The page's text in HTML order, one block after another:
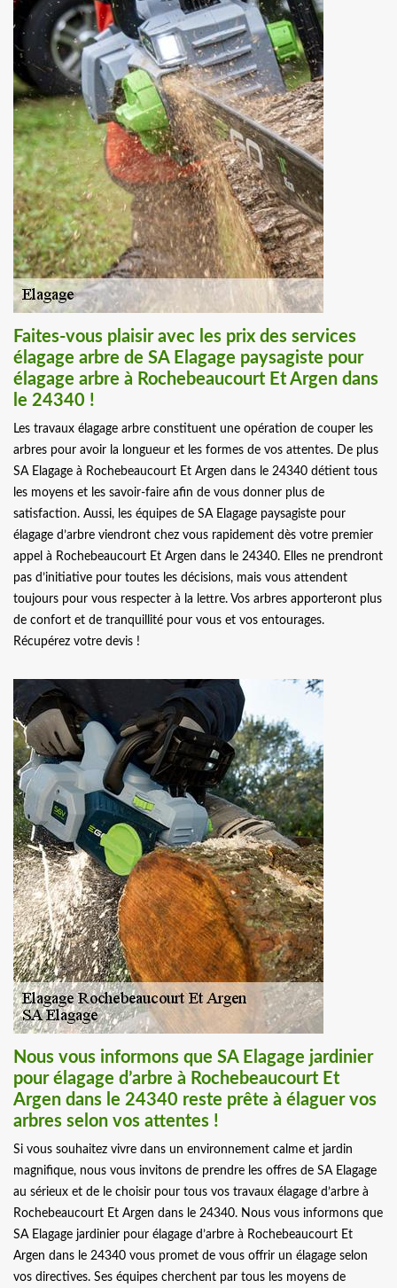
Faites-vous plaisir avec les prix des services
élagage arbre de SA Elagage paysagiste pour
élagage arbre à Rochebeaucourt Et Argen dans
le 24340 !
Les travaux élagage arbre constituent une opération de couper les
arbres pour avoir la longueur et les formes de vos attentes. De plus
SA Elagage à Rochebeaucourt Et Argen dans le 24340 détient tous
les moyens et les savoir-faire afin de vous donner plus de
satisfaction. Aussi, les équipes de SA Elagage paysagiste pour
élagage d’arbre viendront chez vous rapidement dès votre premier
appel à Rochebeaucourt Et Argen dans le 24340. Elles ne prendront
pas d’initiative pour toutes les décisions, mais vous attendent
toujours pour vous respecter à la lettre. Vos arbres apporteront plus
de confort et de tranquillité pour vous et vos entourages.
Récupérez votre devis !
Nous vous informons que SA Elagage jardinier
pour élagage d’arbre à Rochebeaucourt Et
Argen dans le 24340 reste prête à élaguer vos
arbres selon vos attentes !
Si vous souhaitez vivre dans un environnement calme et jardin
magnifique, nous vous invitons de prendre les offres de SA Elagage
au sérieux et de le choisir pour tous vos travaux élagage d’arbre à
Rochebeaucourt Et Argen dans le 24340. Nous vous informons que
SA Elagage jardinier pour élagage d’arbre à Rochebeaucourt Et
Argen dans le 24340 vous promet de vous offrir un élagage selon
vos directives. Ses équipes cherchent par tous les moyens de